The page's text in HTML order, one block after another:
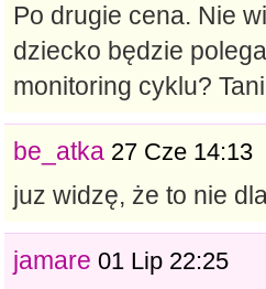
Po drugie cena. Nie
dziecko będzie
monitoring cyklu?
be_atka 27 Cze 14:13
juz widzę, że to nie
jamare 01 Lip 22:25